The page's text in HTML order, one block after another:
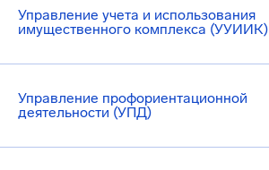
Управление учета и использования
имущественного комплекса (УУИИК)
Управление профориентационной
деятельности (УПД)